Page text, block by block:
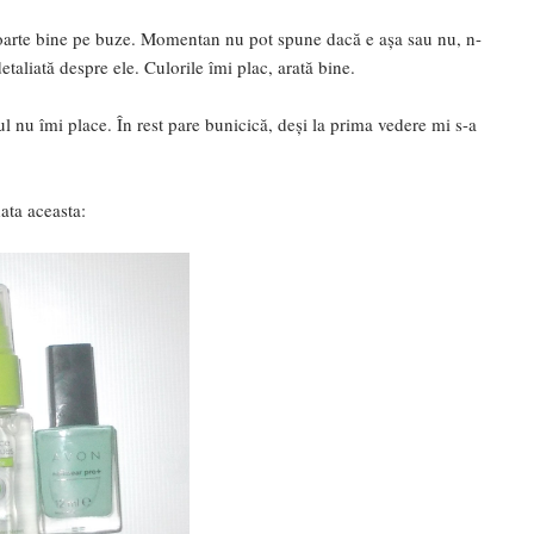
bine pe buze. Momentan nu pot spune dacă e așa sau nu, n-
despre ele. Culorile îmi plac, arată bine.
nu îmi place. În rest pare bunicică, deși la prima vedere mi s-a
aceasta: